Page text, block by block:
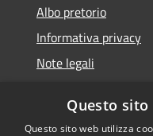
Albo pretorio
Informativa privacy
Note legali
Piano diQuesto
Questo sito web utilizza